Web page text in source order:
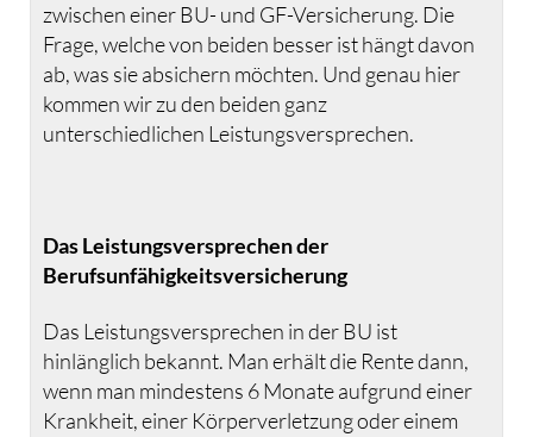
zwischen einer BU- und GF-Versicherung. Die
Frage, welche von beiden besser ist hängt davon
ab, was sie absichern möchten. Und genau hier
kommen wir zu den beiden ganz
unterschiedlichen Leistungsversprechen.
Das Leistungsversprechen der
Berufsunfähigkeitsversicherung
Das Leistungsversprechen in der BU ist
hinlänglich bekannt. Man erhält die Rente dann,
wenn man mindestens 6 Monate aufgrund einer
Krankheit, einer Körperverletzung oder einem